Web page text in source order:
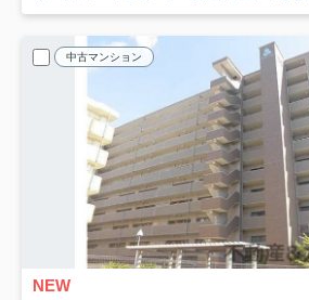
中古マンション
NEW